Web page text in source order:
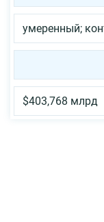
умеренный;
$403,768 млрд